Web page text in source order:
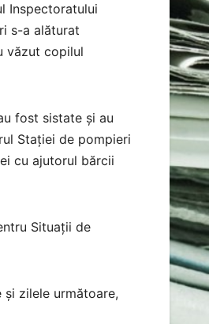
Inspectoratului
s-a alăturat
văzut copilul
fost sistate și au
Stației de pompieri
cu ajutorul bărcii
Situații de
zilele următoare,